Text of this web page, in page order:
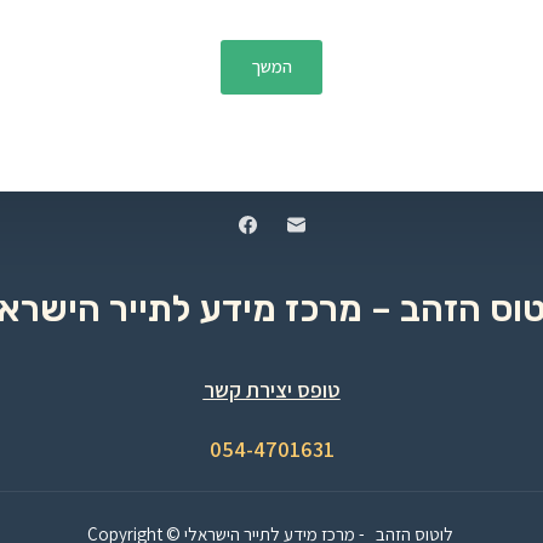
המשך
הזהב – מרכז מידע לתייר
טופס יצירת קשר
054-4701631